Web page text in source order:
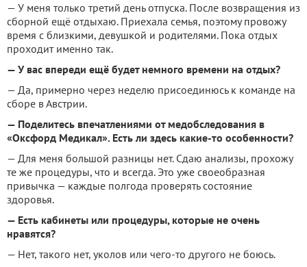
— У меня только третий день отпуска. После возвращения из
сборной ещё отдыхаю. Приехала семья, поэтому провожу
время с близкими, девушкой и родителями. Пока отдых
проходит именно так.
— У вас впереди ещё будет немного времени на отдых?
— Да, примерно через неделю присоединюсь к команде на
сборе в Австрии.
— Поделитесь впечатлениями от медобследования в
«Оксфорд Медикал». Есть ли здесь какие-то особенности?
— Для меня большой разницы нет. Сдаю анализы, прохожу
те же процедуры, что и всегда. Это уже своеобразная
привычка — каждые полгода проверять состояние
здоровья.
— Есть кабинеты или процедуры, которые не очень
нравятся?
— Нет, такого нет, уколов или чего-то другого не боюсь.